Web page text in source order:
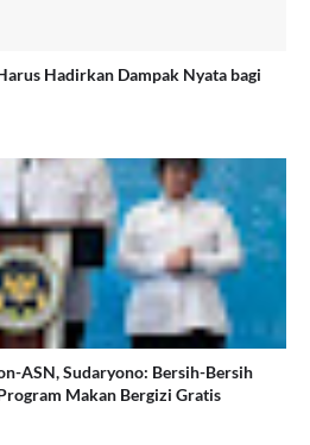
Hadirkan Dampak Nyata bagi
ASN, Sudaryono: Bersih-Bersih
Makan Bergizi Gratis